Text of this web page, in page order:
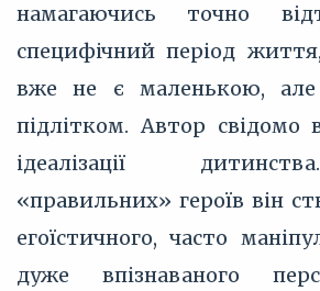
намагаючись точно
специфічний період
вже не є маленькою,
підлітком. Автор свідомо
ідеалізації
«правильних» героїв він
егоїстичного, часто
дуже впізнаваного